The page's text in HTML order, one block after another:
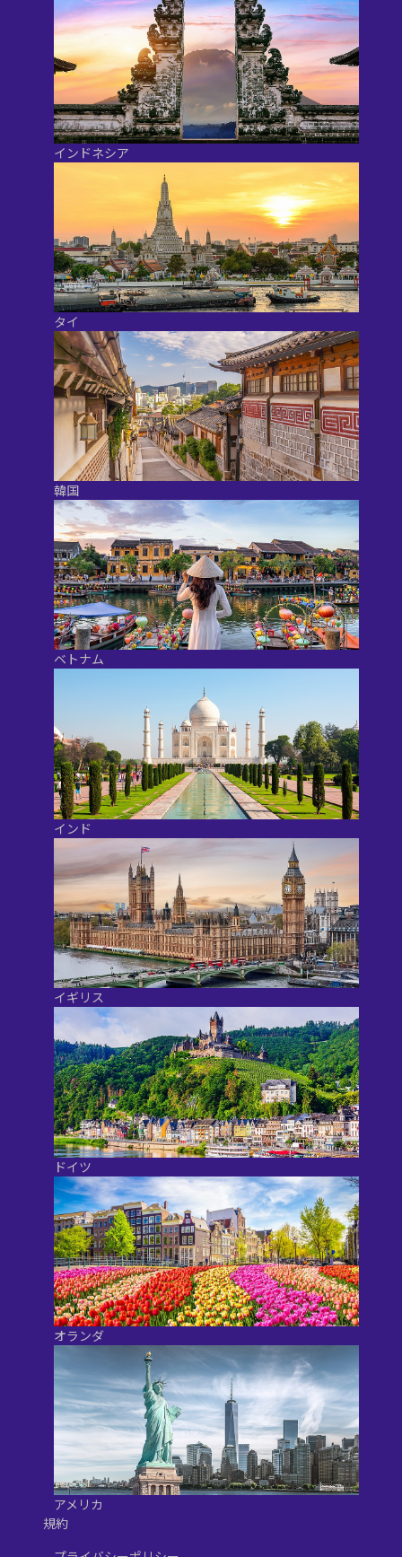
インドネシア
タイ
韓国
ベトナム
インド
イギリス
ドイツ
オランダ
アメリカ
規約